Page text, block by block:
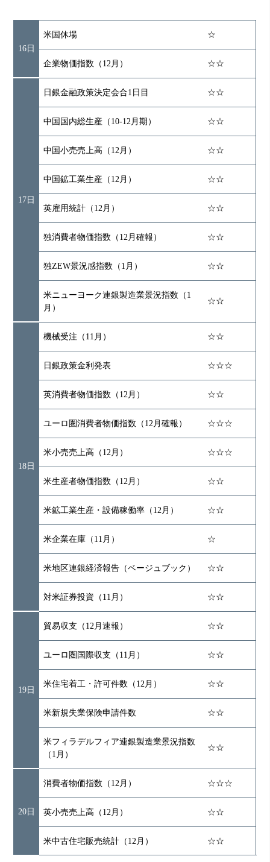
16日
米国休場 ☆
企業物価指数（12月） ☆☆
17日
日銀金融政策決定会合1日目 ☆☆
中国国内総生産（10-12月期） ☆☆
中国小売売上高（12月） ☆☆
中国鉱工業生産（12月） ☆☆
英雇用統計（12月） ☆☆
独消費者物価指数（12月確報） ☆☆
独ZEW景況感指数（1月） ☆☆
米ニューヨーク連銀製造業景況指数（1
月）
☆☆
18日
機械受注（11月） ☆☆
日銀政策金利発表 ☆☆☆
英消費者物価指数（12月） ☆☆
ユーロ圏消費者物価指数（12月確報） ☆☆☆
米小売売上高（12月） ☆☆☆
米生産者物価指数（12月） ☆☆
米鉱工業生産・設備稼働率（12月） ☆☆
米企業在庫（11月） ☆
米地区連銀経済報告（ベージュブック） ☆☆
対米証券投資（11月） ☆☆
19日
貿易収支（12月速報） ☆☆
ユーロ圏国際収支（11月） ☆☆
米住宅着工・許可件数（12月） ☆☆
米新規失業保険申請件数 ☆☆
米フィラデルフィア連銀製造業景況指数
（1月）
☆☆
20日
消費者物価指数（12月） ☆☆☆
英小売売上高（12月） ☆☆
米中古住宅販売統計（12月） ☆☆